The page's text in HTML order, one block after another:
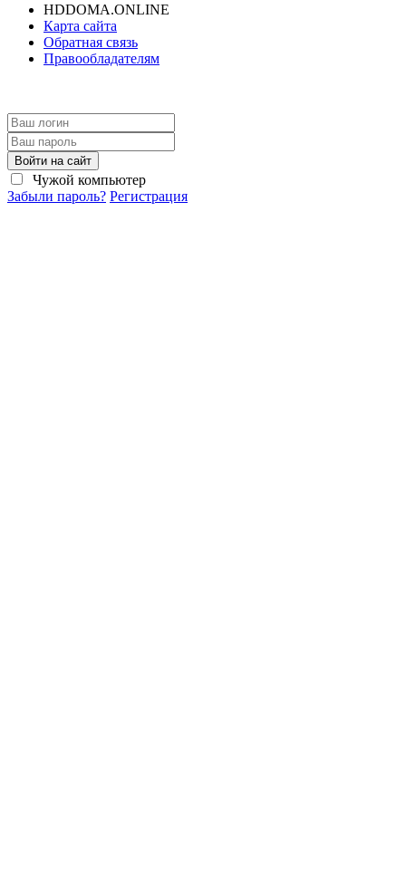
HDDOMA.ONLINE
Карта сайта
Обратная связь
Правообладателям
Войти на сайт
Чужой компьютер
Забыли пароль? Регистрация